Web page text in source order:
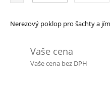
Nerezový poklop pro šachty a
Vaše cena
Vaše cena bez DPH